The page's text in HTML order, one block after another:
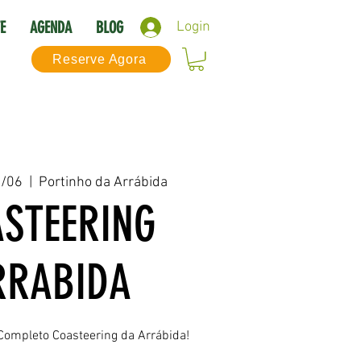
Login
AGENDA BLOG
Reserve Agora
06 Portinho da Arrábida
Coasteering da Arrábida!